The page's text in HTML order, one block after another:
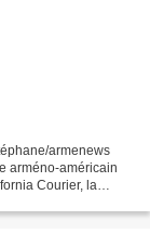
armenews
arméno-américain
Courier, la